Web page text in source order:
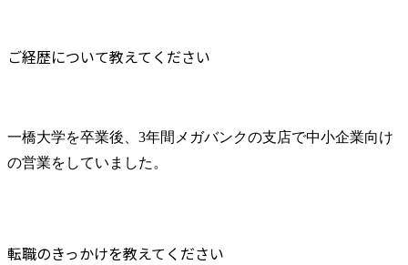
ご経歴について教えてください
一橋大学を卒業後、3年間メガバンクの支店で中小企業向け
の営業をしていました。
転職のきっかけを教えてください